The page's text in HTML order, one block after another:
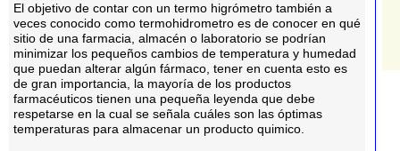
El objetivo de contar con un termo higrómetro también a
veces conocido como termohidrometro es de conocer en qué
sitio de una farmacia, almacén o laboratorio se podrían
minimizar los pequeños cambios de temperatura y humedad
que puedan alterar algún fármaco, tener en cuenta esto es
de gran importancia, la mayoría de los productos
farmacéuticos tienen una pequeña leyenda que debe
respetarse en la cual se señala cuáles son las óptimas
temperaturas para almacenar un producto quimico.